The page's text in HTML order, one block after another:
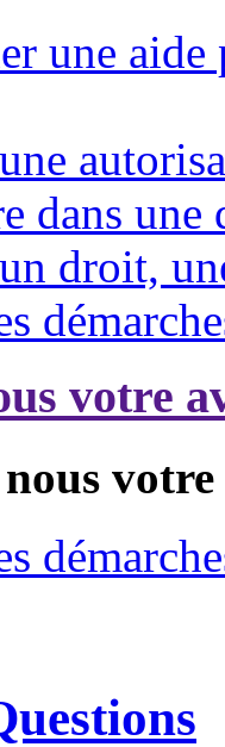
une
dans une
droit,
votre